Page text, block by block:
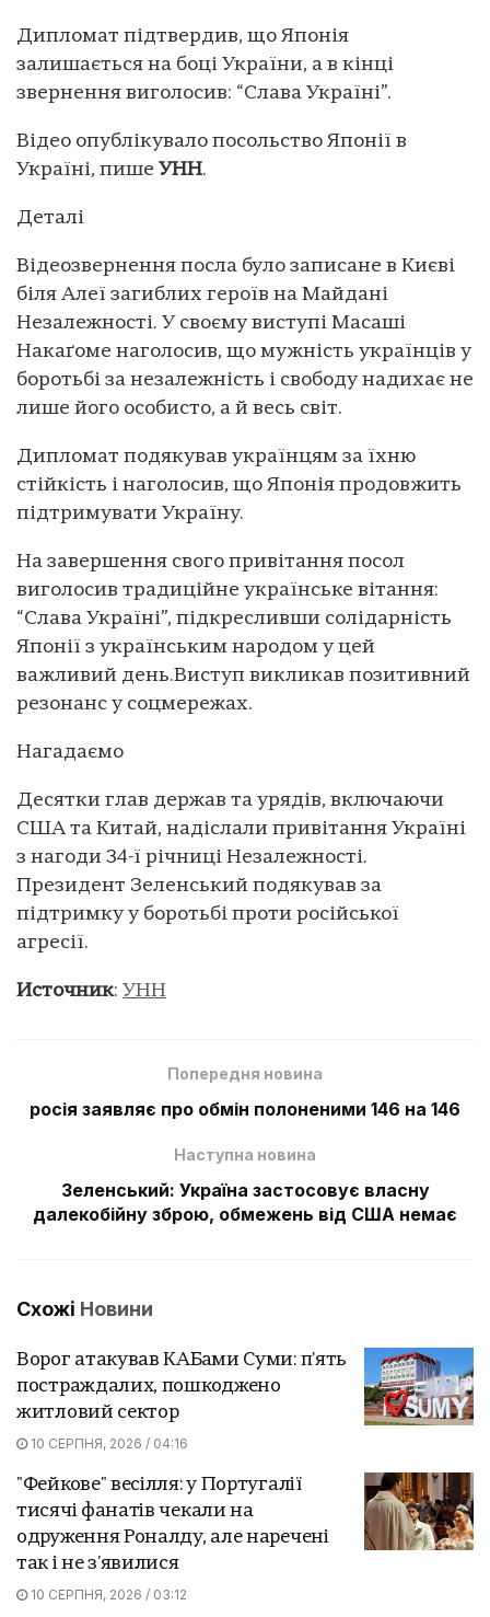
Дипломат підтвердив, що Японія
залишається на боці України, а в кінці
звернення виголосив: “Слава Україні”.
Відео опублікувало посольство Японії в
Україні, пише УНН.
Деталі
Відеозвернення посла було записане в Києві
біля Алеї загиблих героїв на Майдані
Незалежності. У своєму виступі Масаші
Накаґоме наголосив, що мужність українців у
боротьбі за незалежність і свободу надихає не
лише його особисто, а й весь світ.
Дипломат подякував українцям за їхню
стійкість і наголосив, що Японія продовжить
підтримувати Україну.
На завершення свого привітання посол
виголосив традиційне українське вітання:
“Слава Україні”, підкресливши солідарність
Японії з українським народом у цей
важливий день.Виступ викликав позитивний
резонанс у соцмережах.
Нагадаємо
Десятки глав держав та урядів, включаючи
США та Китай, надіслали привітання Україні
з нагоди 34-ї річниці Незалежності.
Президент Зеленський подякував за
підтримку у боротьбі проти російської
агресії.
Источник: УНН
Попередня новина
росія заявляє про обмін полоненими 146 на 146
Наступна новина
Зеленський: Україна застосовує власну
далекобійну зброю, обмежень від США немає
Схожі Новини
Ворог атакував КАБами Суми: п'ять
постраждалих, пошкоджено
житловий сектор
10 СЕРПНЯ, 2026 / 04:16
"Фейкове" весілля: у Португалії
тисячі фанатів чекали на
одруження Роналду, але наречені
так і не з'явилися
10 СЕРПНЯ, 2026 / 03:12